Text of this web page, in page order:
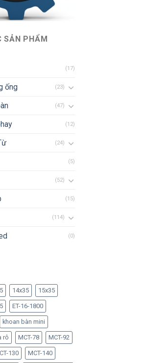
SẢN PHẨM
(17)
ống (23)
(47)
(12)
(24)
(5)
(52)
(15)
(114)
(0)
14x35 15x35
ET-16-1800
khoan bàn mini
rô MCT-78 MCT-92
130 MCT-140